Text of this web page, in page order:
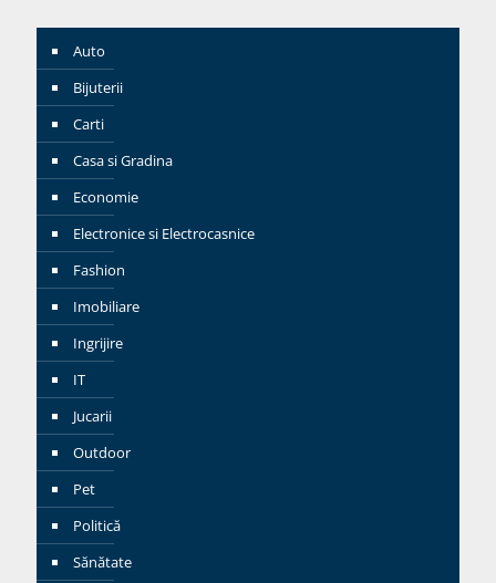
Auto
Bijuterii
Carti
Casa si Gradina
Economie
Electronice si Electrocasnice
Fashion
Imobiliare
Ingrijire
IT
Jucarii
Outdoor
Pet
Politică
Sănătate